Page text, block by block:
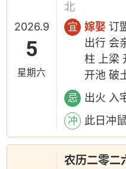
2026.9
5
星期六
北
宜 嫁娶 订
出行 会
柱 上梁
开池 破
忌 出火 入
冲 此日冲
农历二零二